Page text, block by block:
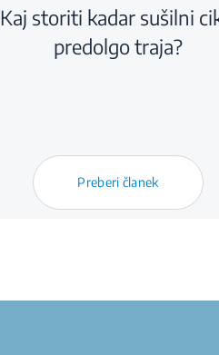
Kaj storiti kadar sušilni
predolgo traja?
Preberi članek